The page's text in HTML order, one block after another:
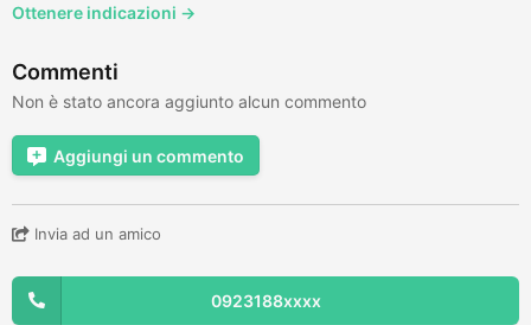
Ottenere indicazioni →
Commenti
Non è stato ancora aggiunto alcun commento
Aggiungi un commento
Invia ad un amico
0923188xxxx